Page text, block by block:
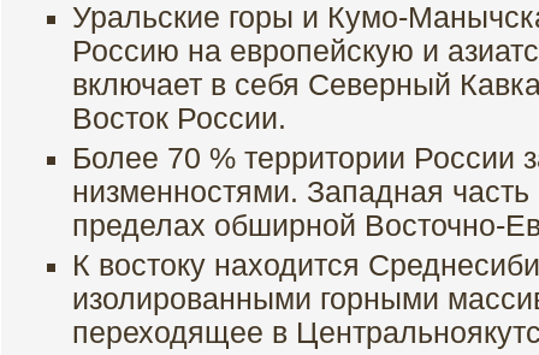
Уральские горы и Кумо-
Россию на европейскую и
включает в себя Северный
Восток России.
Более 70 % территории России
низменностями. Западная
пределах обширной Восточно-
К востоку находится
изолированными горными
переходящее в